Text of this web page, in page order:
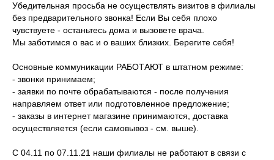
Убедительная просьба не осуществлять визитов в филиалы
без предварительного звонка! Если Вы себя плохо
чувствуете - останьтесь дома и вызовете врача.
Мы заботимся о вас и о ваших близких. Берегите себя!
Основные коммуникации РАБОТАЮТ в штатном режиме:
- звонки принимаем;
- заявки по почте обрабатываются - после получения
направляем ответ или подготовленное предложение;
- заказы в интернет магазине принимаются, доставка
осуществляется (если самовывоз - см. выше).
С 04.11 по 07.11.21 наши филиалы не работают в связи с